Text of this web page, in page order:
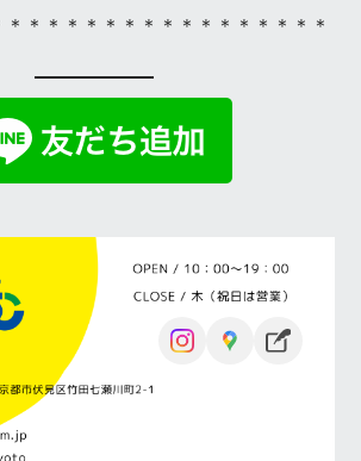
＊＊＊＊＊＊＊＊＊＊＊＊＊＊＊＊＊